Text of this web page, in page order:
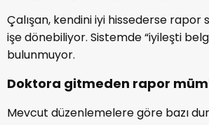
Çalışan, kendini iyi hissederse rapor
işe dönebiliyor. Sistemde “iyileşti
bulunmuyor.
Doktora gitmeden rapor
Mevcut düzenlemelere göre bazı